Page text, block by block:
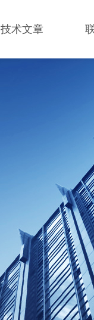
技术文章